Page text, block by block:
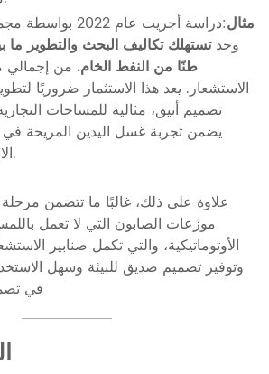
مثال:دراسة أجريت عام 2022 بواسطة
وجد
طنًا من النفط الخام. من إجمالي
الاستشعار. يعد هذا الاستثمار ضروريًا
تصميم أنيق، مثالية للمساحات
يضمن تجربة غسل اليدين المريحة
الازدحام الشديد.
علاوة على ذلك، غالبًا ما تتضمن
موزعات الصابون التي لا تعمل
الأوتوماتيكية، والتي تكمل صنابير
وتوفير تصميم صديق للبيئة وسهل
في